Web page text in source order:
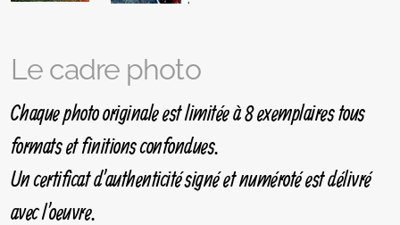
Le cadre photo
Chaque photo originale est limitée à 8 exemplaires tous
formats et finitions confondues.
Un certificat d'authenticité signé et numéroté est délivré
avec l'oeuvre.